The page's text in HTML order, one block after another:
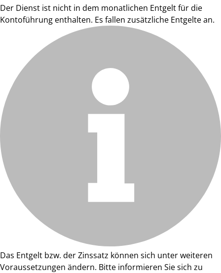
Der Dienst ist nicht in dem monatlichen Entgelt für die
Kontoführung enthalten. Es fallen zusätzliche Entgelte an.
Das Entgelt bzw. der Zinssatz können sich unter weiteren
Voraussetzungen ändern. Bitte informieren Sie sich zu